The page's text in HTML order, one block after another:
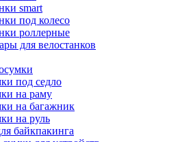
smart
под колесо
роллерные
для велостанков
под седло
на раму
на багажник
на руль
байкпакинга